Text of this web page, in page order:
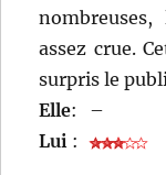
assez crue.
surpris le
Elle:
–
Lui :